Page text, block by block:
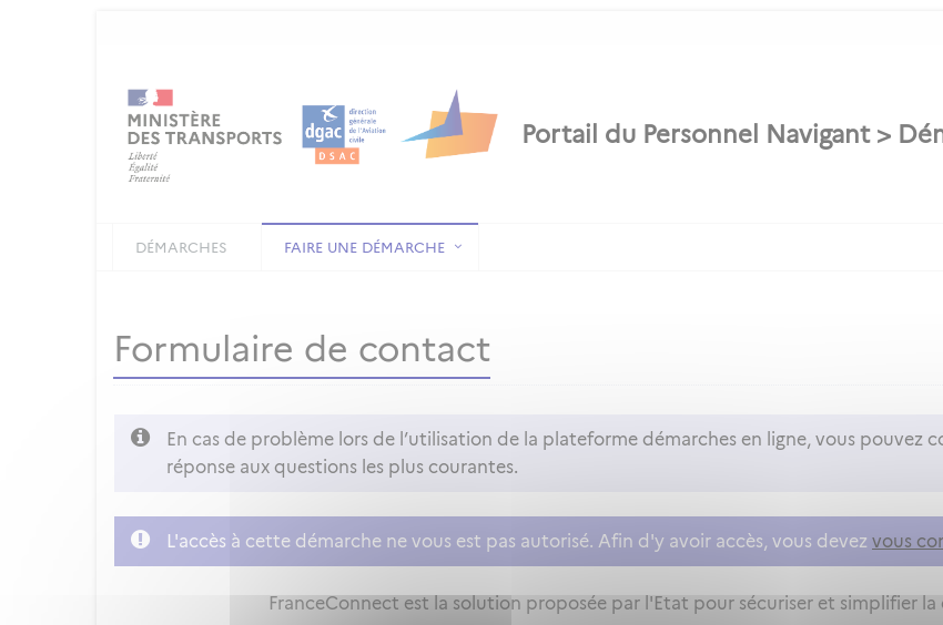
DÉMARCHES FAIRE UNE DÉMARCHE
Formulaire de contact
En cas de problème lors de l’utilisation de la plateforme démarches en ligne, vous pouvez
réponse aux questions les plus courantes.
L'accès à cette démarche ne vous est pas autorisé. Afin d'y avoir accès, vous devez vous
FranceConnect est la solution proposée par l'Etat pour sécuriser et simplifier la